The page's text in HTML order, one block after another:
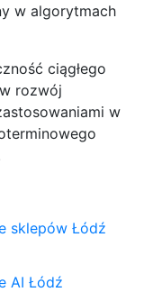
w algorytmach
ciągłego
rozwój
w
sklepów Łódź
AI Łódź